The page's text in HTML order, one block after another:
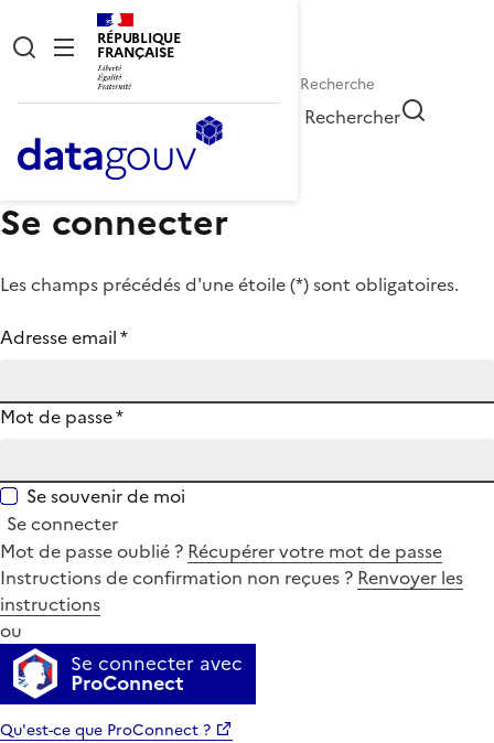
RÉPUBLIQUE
FRANÇAISE
Rechercher
Se connecter
Les champs précédés d'une étoile (*) sont obligatoires.
Adresse email*
Mot de passe*
Se souvenir de moi
Se connecter
Mot de passe oublié ? Récupérer votre mot de passe
Instructions de confirmation non reçues ? Renvoyer les
instructions
ou
Se connecter avec
ProConnect
Qu'est-ce que ProConnect ?